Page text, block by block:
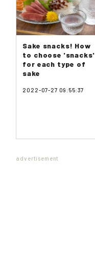
Sake snacks! How
to choose 'snacks'
for each type of
sake
2022-07-27 09:55:37
advertisement